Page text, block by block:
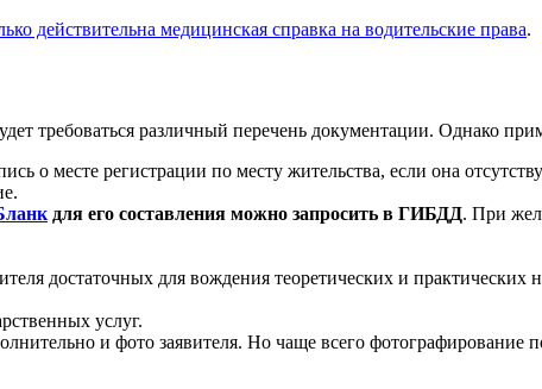
действительна медицинская справка на водительские права.
требоваться различный перечень документации. Однако
о месте регистрации по месту жительства, если она
для его составления можно запросить в ГИБДД. При
достаточных для вождения теоретических и практических
услуг.
и фото заявителя. Но чаще всего фотографирование